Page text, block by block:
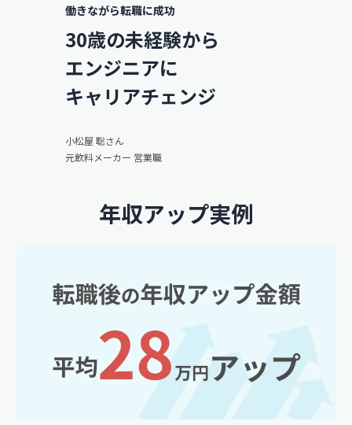
働きながら転職に成功
30歳の未経験から
エンジニアに
キャリアチェンジ
小松屋 聡さん
元飲料メーカー 営業職
年収アップ実例